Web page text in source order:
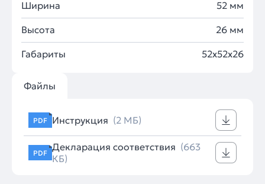
Ширина 52 мм
Высота 26 мм
Габариты 52x52x26
Файлы
PDF Инструкция (2 МБ)
PDF Декларация соответствия (663
КБ)